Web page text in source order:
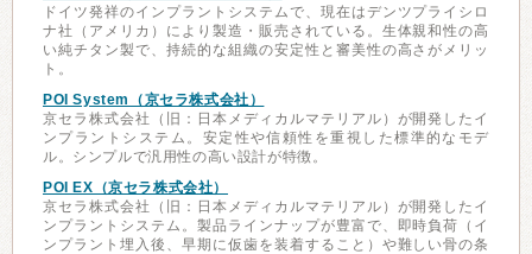
ドイツ発祥のインプラントシステムで、現在はデンツプライシロ
ナ社（アメリカ）により製造・販売されている。生体親和性の高
い純チタン製で、持続的な組織の安定性と審美性の高さがメリッ
ト。
POI System（京セラ株式会社）
京セラ株式会社（旧：日本メディカルマテリアル）が開発したイ
ンプラントシステム。安定性や信頼性を重視した標準的なモデ
ル。シンプルで汎用性の高い設計が特徴。
POI EX（京セラ株式会社）
京セラ株式会社（旧：日本メディカルマテリアル）が開発したイ
ンプラントシステム。製品ラインナップが豊富で、即時負荷（イ
ンプラント埋入後、早期に仮歯を装着すること）や難しい骨の条